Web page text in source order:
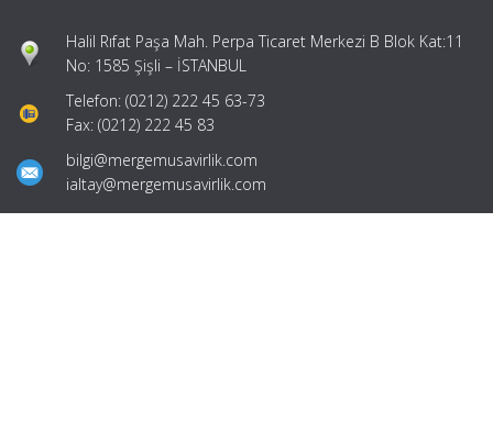
Halil Rıfat Paşa Mah. Perpa Ticaret Merkezi B Blok Kat:11
No: 1585 Şişli – İSTANBUL
Telefon: (0212) 222 45 63-73
Fax: (0212) 222 45 83
bilgi@mergemusavirlik.com
ialtay@mergemusavirlik.com